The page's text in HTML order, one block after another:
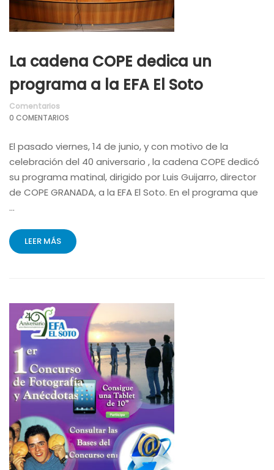
La cadena COPE dedica un
programa a la EFA El Soto
Comentarios
0 COMENTARIOS
El pasado viernes, 14 de junio, y con motivo de la
celebración del 40 aniversario , la cadena COPE dedicó
su programa matinal, dirigido por Luis Guijarro, director
de COPE GRANADA, a la EFA El Soto. En el programa que
…
LEER MÁS